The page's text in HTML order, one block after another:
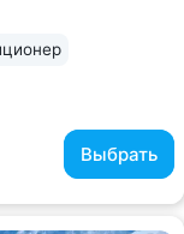
№ 2, № 17,
Выбрать